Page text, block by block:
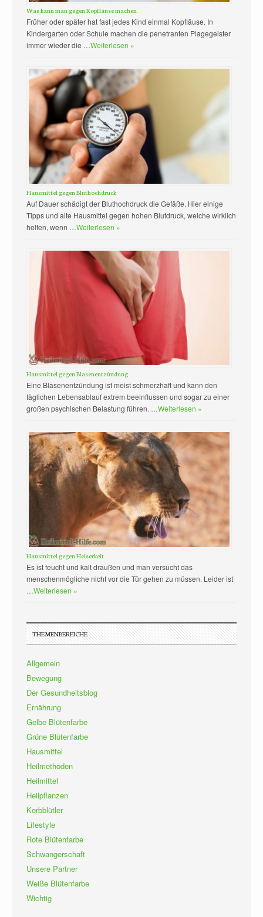
Was kann man gegen Kopfläuse machen
Früher oder später hat fast jedes Kind einmal Kopfläuse. In
Kindergarten oder Schule machen die penetranten Plagegeister
immer wieder die …Weiterlesen »
Hausmittel gegen Bluthochdruck
Auf Dauer schädigt der Bluthochdruck die Gefäße. Hier einige
Tipps und alte Hausmittel gegen hohen Blutdruck, welche wirklich
helfen, wenn …Weiterlesen »
Hausmittel gegen Blasenentzündung
Eine Blasenentzündung ist meist schmerzhaft und kann den
täglichen Lebensablauf extrem beeinflussen und sogar zu einer
großen psychischen Belastung führen. …Weiterlesen »
Hausmittel gegen Heiserkeit
Es ist feucht und kalt draußen und man versucht das
menschenmögliche nicht vor die Tür gehen zu müssen. Leider ist
…Weiterlesen »
THEMENBEREICHE
Allgemein
Bewegung
Der Gesundheitsblog
Ernährung
Gelbe Blütenfarbe
Grüne Blütenfarbe
Hausmittel
Heilmethoden
Heilmittel
Heilpflanzen
Korbblütler
Lifestyle
Rote Blütenfarbe
Schwangerschaft
Unsere Partner
Weiße Blütenfarbe
Wichtig